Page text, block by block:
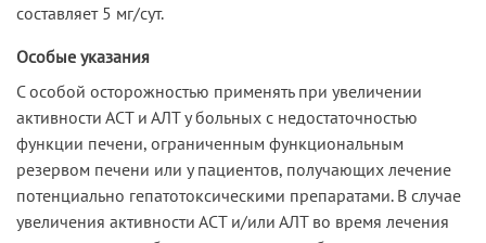
составляет 5 мг/сут.
Особые указания
С особой осторожностью применять при увеличении
активности АСТ и АЛТ у больных с недостаточностью
функции печени, ограниченным функциональным
резервом печени или у пациентов, получающих лечение
потенциально гепатотоксическими препаратами. В случае
увеличения активности АСТ и/или АЛТ во время лечения